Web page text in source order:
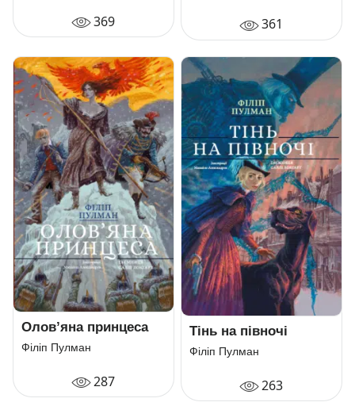
369 361
Олов’яна принцеса
Філіп Пулман
287
Тінь на півночі
Філіп Пулман
263